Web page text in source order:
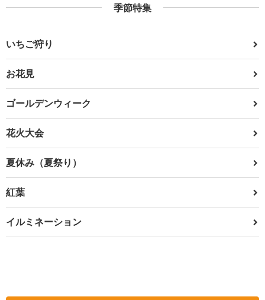
季節特集
いちご狩り
お花見
ゴールデンウィーク
花火大会
夏休み（夏祭り）
紅葉
イルミネーション